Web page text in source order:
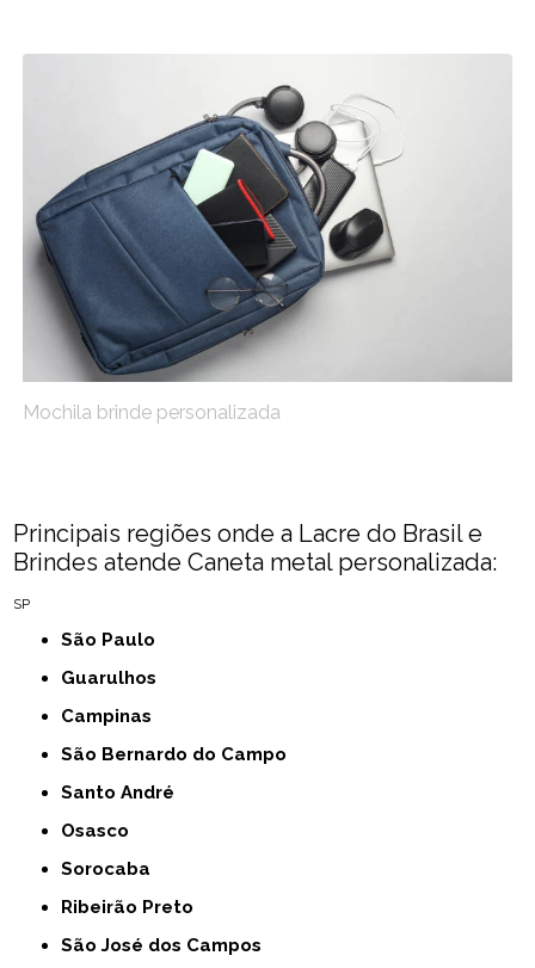
Mochila brinde personalizada
Principais regiões onde a Lacre do Brasil e
Brindes atende Caneta metal personalizada:
SP
São Paulo
Guarulhos
Campinas
São Bernardo do Campo
Santo André
Osasco
Sorocaba
Ribeirão Preto
São José dos Campos